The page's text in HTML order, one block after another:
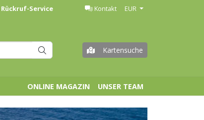
Rückruf-Service Kontakt EUR
Kartensuche
ONLINE MAGAZIN UNSER TEAM